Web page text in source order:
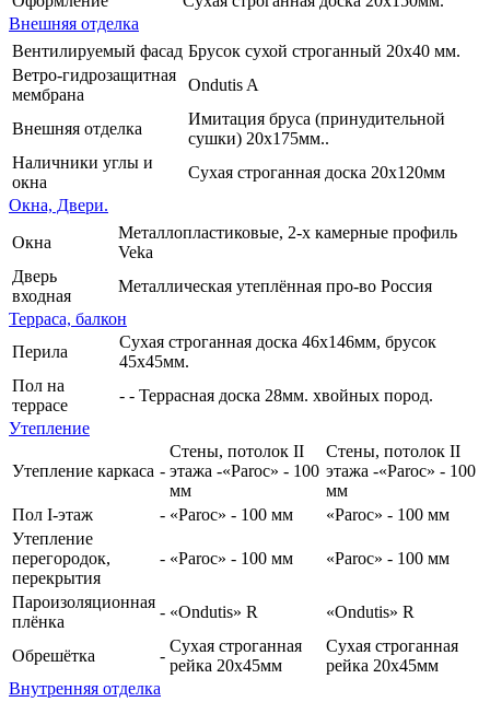
Внешняя отделка
Вентилируемый фасад Брусок сухой строганный 20х40 мм.
Ветро-гидрозащитная
мембрана
Ondutis A
Внешняя отделка
Имитация бруса (принудительной
сушки) 20х175мм..
Наличники углы и
окна
Сухая строганная доска 20х120мм
Окна, Двери.
Окна
Металлопластиковые, 2-х камерные профиль
Veka
Дверь
входная
Металлическая утеплённая про-во Россия
Терраса, балкон
Перила
Сухая строганная доска 46х146мм, брусок
45х45мм.
Пол на
террасе
- - Террасная доска 28мм. хвойных пород.
Утепление
Утепление каркаса -
Стены, потолок II
этажа -«Paroc» - 100
мм
Стены, потолок II
этажа -«Paroc» - 100
мм
Пол I-этаж
- «Paroc» - 100 мм
«Paroc» - 100 мм
Утепление
перегородок,
перекрытия
- «Paroc» - 100 мм «Paroc» - 100 мм
Пароизоляционная
плёнка
- «Ondutis» R «Ondutis» R
Обрешётка -
Сухая строганная
рейка 20х45мм
Сухая строганная
рейка 20х45мм
Внутренняя отделка